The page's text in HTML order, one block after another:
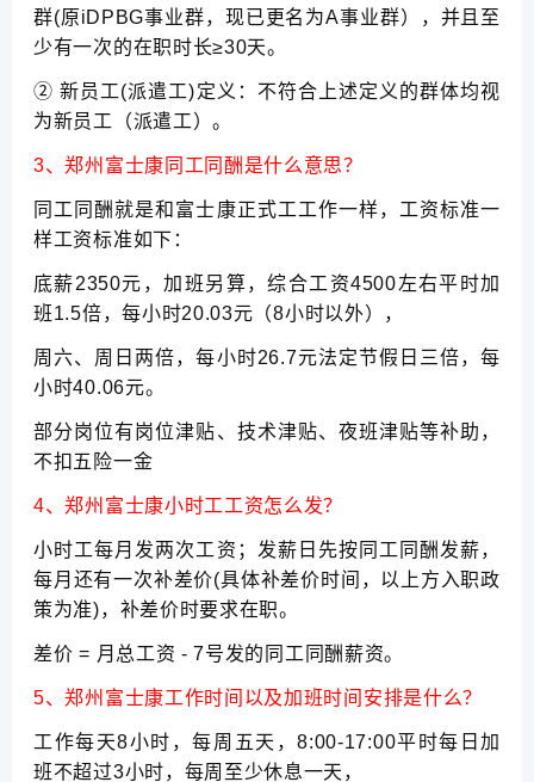
群(原iDPBG事业群，现已更名为A事业群），并且至
少有一次的在职时长≥30天。
② 新员工(派遣工)定义：不符合上述定义的群体均视
为新员工（派遣工）。
3、郑州富士康同工同酬是什么意思？
同工同酬就是和富士康正式工工作一样，工资标准一
样工资标准如下：
底薪2350元，加班另算，综合工资4500左右平时加
班1.5倍，每小时20.03元（8小时以外），
周六、周日两倍，每小时26.7元法定节假日三倍，每
小时40.06元。
部分岗位有岗位津贴、技术津贴、夜班津贴等补助，
不扣五险一金
4、郑州富士康小时工工资怎么发？
小时工每月发两次工资；发薪日先按同工同酬发薪，
每月还有一次补差价(具体补差价时间，以上方入职政
策为准)，补差价时要求在职。
差价 = 月总工资 - 7号发的同工同酬薪资。
5、郑州富士康工作时间以及加班时间安排是什么？
工作每天8小时，每周五天，8:00-17:00平时每日加
班不超过3小时，每周至少休息一天，